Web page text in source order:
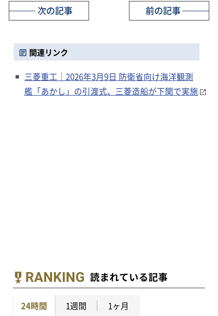
前の記事
次の記事
関連リンク
三菱重工｜2026年3月9日 防衛省向け海洋観測
艦「あかし」の引渡式、三菱造船が下関で実施
RANKING 読まれている記事
24時間 1週間 1ヶ月